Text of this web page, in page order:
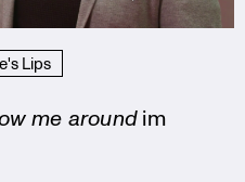
Lips
me aroundim